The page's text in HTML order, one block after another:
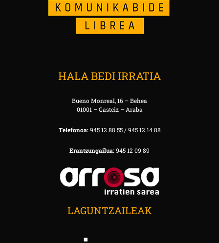
HALA BEDI IRRATIA
Bueno Monreal, 16 – Behea
01001 – Gasteiz – Araba
Telefonoa:945 12 88 55 / 945 12 14 88
Erantzungailua:945 12 09 89
LAGUNTZAILEAK